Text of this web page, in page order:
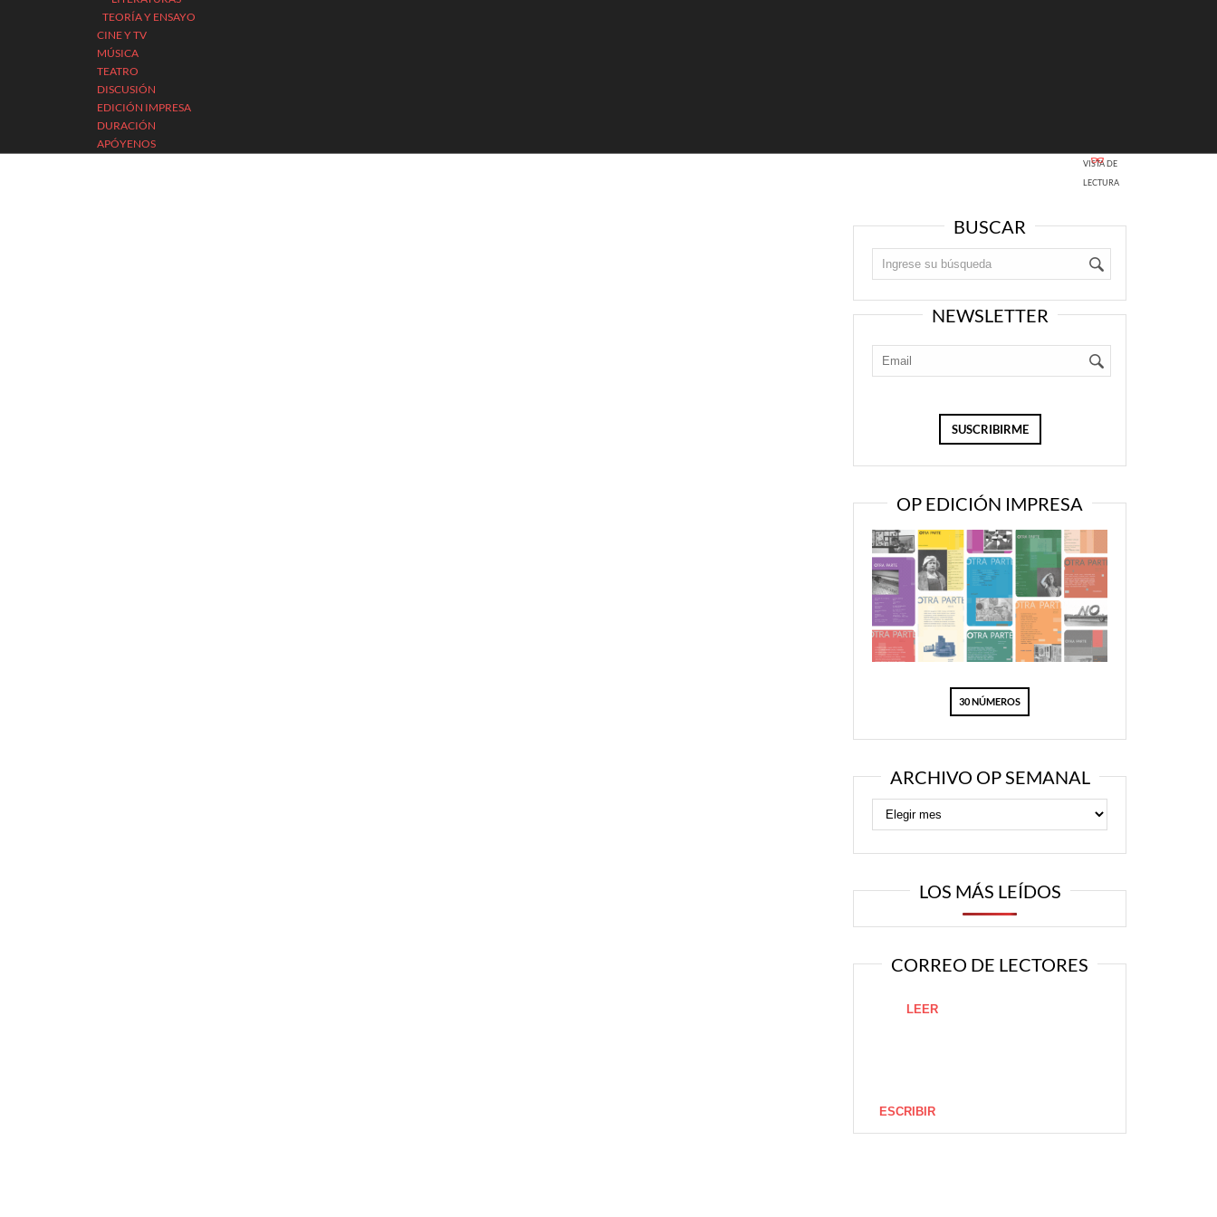
TEORÍA Y ENSAYO
CINE Y TV
MÚSICA
TEATRO
DISCUSIÓN
EDICIÓN IMPRESA
DURACIÓN
APÓYENOS
VISTA DE
LECTURA
BUSCAR
NEWSLETTER
OP EDICIÓN IMPRESA
30 NÚMEROS
ARCHIVO OP SEMANAL
LOS MÁS LEÍDOS
CORREO DE LECTORES
LEER
ESCRIBIR